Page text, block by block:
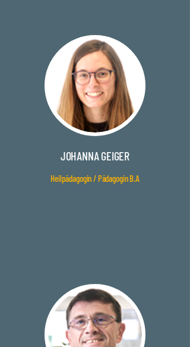
JOHANNA GEIGER
Heilpädagogin / Pädagogin B.A